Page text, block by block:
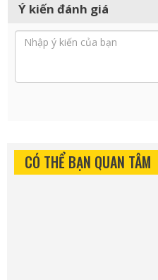
Ý kiến đánh giá
CÓ THỂ BẠN QUAN TÂM